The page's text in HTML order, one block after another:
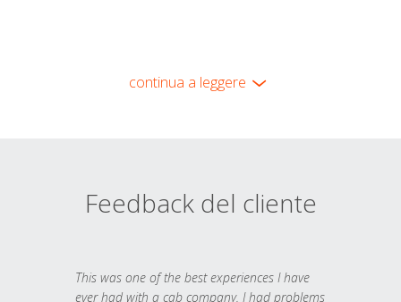
continua a leggere
Feedback del cliente
This was one of the best experiences I have
ever had with a cab company. I had problems